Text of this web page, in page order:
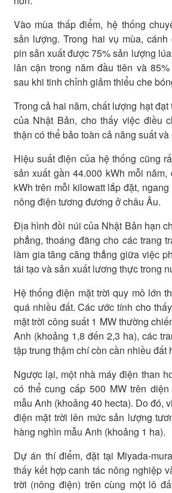
Vào mùa thấp điểm, hệ thống
sản lượng. Trong hai vụ mùa,
pin sản xuất được 75% sản lượng
lân cận trong năm đầu tiên và
sau khi tinh chỉnh giảm thiểu che
Trong cả hai năm, chất lượng hạt
của Nhật Bản, cho thấy việc điều
thận có thể bảo toàn cả năng suất
Hiệu suất điện của hệ thống cũng
sản xuất gần 44.000 kWh mỗi
kWh trên mỗi kilowatt lắp đặt,
nông điện tương đương ở châu Âu.
Địa hình đồi núi của Nhật Bản hạn
phẳng, thoáng đãng cho các trang
làm gia tăng căng thẳng giữa việc
tái tạo và sản xuất lương thực trong
Hệ thống điện mặt trời quy mô lớn
quá nhiều đất. Các ước tính cho
mặt trời công suất 1 MW thường
Anh (khoảng 1,8 đến 2,3 ha), các
tập trung thậm chí còn cần nhiều đất
Ngược lại, một nhà máy điện than
có thể cung cấp 500 MW trên
mẫu Anh (khoảng 40 hecta). Do đó,
điện mặt trời lên mức sản lượng
hàng nghìn mẫu Anh (khoảng 1 ha).
Dự án thí điểm, đặt tại Miyada-
thấy kết hợp canh tác nông nghiệp
trời (nông điện) trên cùng một lô